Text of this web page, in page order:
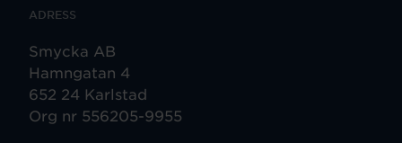
ADRESS
Smycka AB
Hamngatan 4
652 24 Karlstad
Org nr 556205-9955